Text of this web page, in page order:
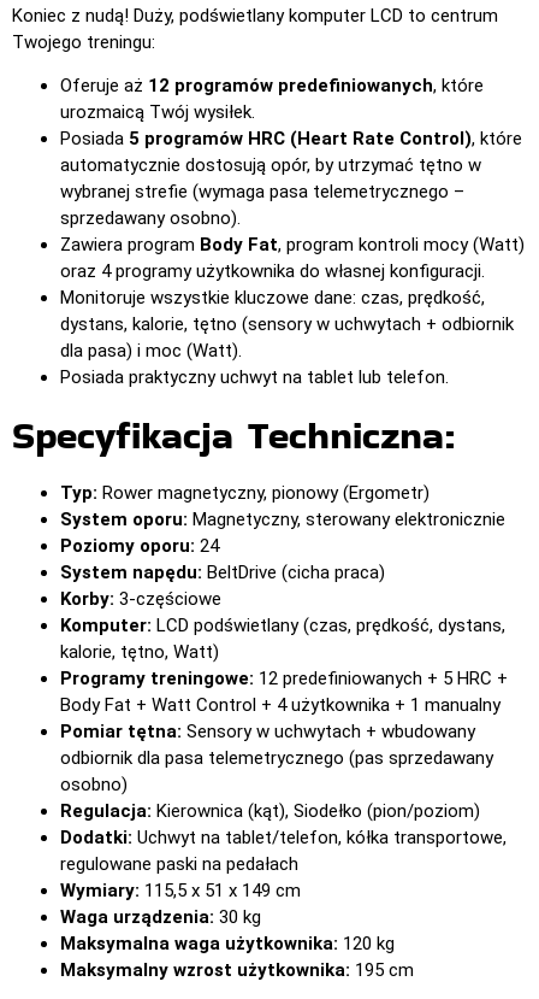
Koniec z nudą! Duży, podświetlany komputer LCD to centrum
Twojego treningu:
Oferuje aż 12 programów predefiniowanych, które
urozmaicą Twój wysiłek.
Posiada 5 programów HRC (Heart Rate Control), które
automatycznie dostosują opór, by utrzymać tętno w
wybranej strefie (wymaga pasa telemetrycznego –
sprzedawany osobno).
Zawiera program Body Fat, program kontroli mocy (Watt)
oraz 4 programy użytkownika do własnej konfiguracji.
Monitoruje wszystkie kluczowe dane: czas, prędkość,
dystans, kalorie, tętno (sensory w uchwytach + odbiornik
dla pasa) i moc (Watt).
Posiada praktyczny uchwyt na tablet lub telefon.
Specyfikacja Techniczna:
Typ: Rower magnetyczny, pionowy (Ergometr)
System oporu: Magnetyczny, sterowany elektronicznie
Poziomy oporu: 24
System napędu: BeltDrive (cicha praca)
Korby: 3-częściowe
Komputer: LCD podświetlany (czas, prędkość, dystans,
kalorie, tętno, Watt)
Programy treningowe: 12 predefiniowanych + 5 HRC +
Body Fat + Watt Control + 4 użytkownika + 1 manualny
Pomiar tętna: Sensory w uchwytach + wbudowany
odbiornik dla pasa telemetrycznego (pas sprzedawany
osobno)
Regulacja: Kierownica (kąt), Siodełko (pion/poziom)
Dodatki: Uchwyt na tablet/telefon, kółka transportowe,
regulowane paski na pedałach
Wymiary: 115,5 x 51 x 149 cm
Waga urządzenia: 30 kg
Maksymalna waga użytkownika: 120 kg
Maksymalny wzrost użytkownika: 195 cm